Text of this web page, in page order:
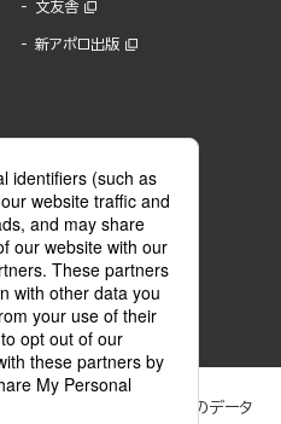
文友舎
新アポロ出版
性向上のためにCookie等のデータ